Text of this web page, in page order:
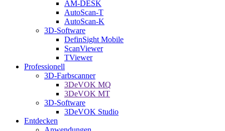
AM-DESK
AutoScan-T
AutoScan-K
3D-Software
DefinSight Mobile
ScanViewer
TViewer
Professionell
3D-Farbscanner
3DeVOK MQ
3DeVOK MT
3D-Software
3DeVOK Studio
Entdecken